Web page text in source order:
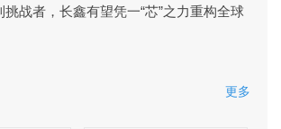
挑战者，长鑫有望凭一“芯”之力重构全球
更多